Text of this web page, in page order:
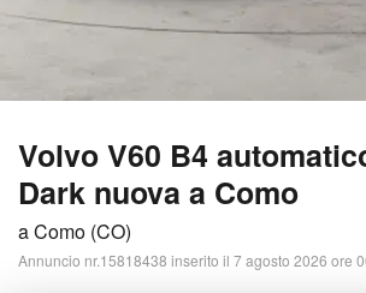
Volvo V60 B4
Dark nuova a Como
a Como (CO)
Annuncio nr.15818438 inserito il 7 agosto 2026 ore